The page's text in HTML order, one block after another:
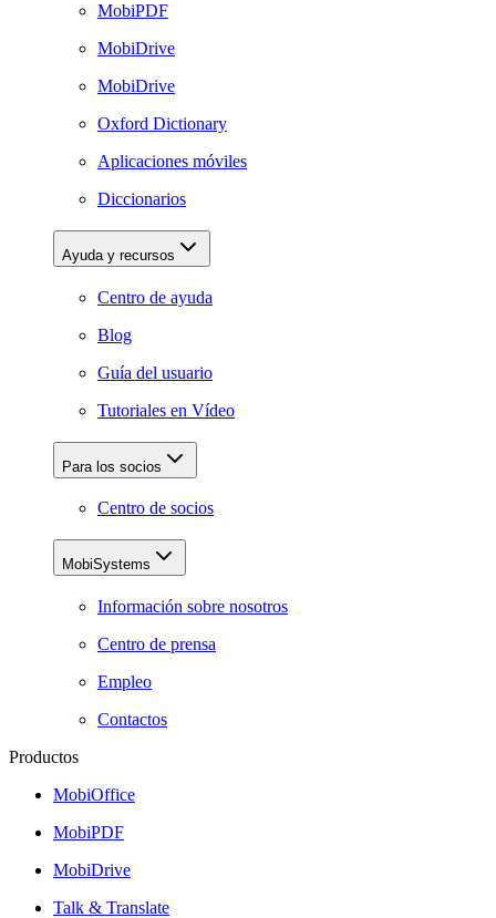
MobiPDF
MobiDrive
MobiDrive
Oxford Dictionary
Aplicaciones móviles
Diccionarios
Ayuda y recursos
Centro de ayuda
Blog
Guía del usuario
Tutoriales en Vídeo
Para los socios
Centro de socios
MobiSystems
Información sobre nosotros
Centro de prensa
Empleo
Contactos
Productos
MobiOffice
MobiPDF
MobiDrive
Talk & Translate